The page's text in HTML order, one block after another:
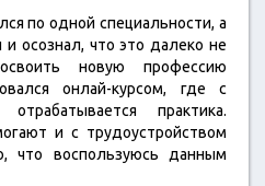
по одной специальности, а
осознал, что это далеко не
новую профессию
онлай-курсом, где с
практика.
и с трудоустройством
что воспользуюсь данным